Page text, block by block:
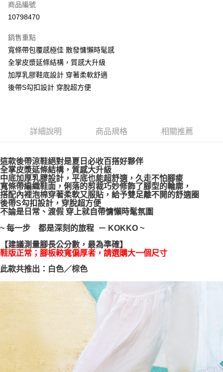
LINE Pay
街口支付
悠遊付
AFTEE先享後付
便利好安心！
１．簡單：不需註冊會員、不需綁卡、不需儲值。
【「AFTEE先享後付」結帳流程】
１．於結帳方式選擇「AFTEE先享後付」後，將跳轉至「AFTEE先享後付」
結帳頁面，進行簡訊認證並確認金額後，即可完成結帳。
２．訂單成立數日內，您將收到繳費通知簡訊。
３．收到繳費通知簡訊後14天內，點擊此簡訊中的連結，可透過四大超商／
ATM／網路銀行／等多元方式進行付款，方視為交易完成。
※ 請注意：結帳手續完成當下不需立刻繳費，但若您需要取消訂單，請聯絡
購買商品的店家。未經商家同意取消之訂單仍視為有效，需透過AFTEE先享
後付繳納相關費用。
※ 交易是否成功請以「AFTEE先享後付 」之結帳頁面顯示為準，若有關於
客戶支援中心」https://netprotections.freshdesk.com/support/home
【注意事項】
１．透過由恩沛科技股份有限公司提供之「AFTEE先享後付」服務完成之交
易，需依本服務之必要範圍內提供個人資料，並將交易相關給付款項請求債
權轉讓予恩沛科技股份有限公司。
２．關於個人資料處理事宜，請瀏覽以下網址：
https://aftee.tw/terms/#terms3
３．未成年的使用者請事先徵得法定代理人或監護人之同意方可使用
「AFTEE先享後付」，若未經同意申辦者引起之損失，本公司不負相關責
任。
４．使用「AFTEE先享後付」時，將依據個別帳號之用戶狀況，依本公司即
宅配通
每筆NT$100，滿NT$999(含以上)免運費
商品編號
10798470
銷售重點
寬條帶包覆感極佳 散發慵懶時髦感
全掌皮漿延條結構，質感大升級
加厚乳膠鞋底設計 穿著柔軟舒適
後帶S勾扣設計 穿脫超方便
詳細說明 商品規格 相關推薦
這款後帶涼鞋絕對是夏日必收百搭好夥伴
全掌皮漿延條結構，質感大升級
中底加厚乳膠設計，平底也能超舒適，久走不怕腳痠
寬條帶編織鞋面，俐落的剪裁巧妙修飾了腳型的輪廓，
搭配內裡泡棉穿著柔軟又服貼，給予雙足離不開的舒適圈
後帶S勾扣設計，穿脫超方便
不論是日常、渡假 穿上就自帶慵懶時髦氛圍
~ 每一步 都是深刻的旅程 － KOKKO ~
【建議測量腳長公分數，最為準確】
鞋版正常；腳板較寬偏厚者，請選購大一個尺寸
此款共推出：白色／棕色